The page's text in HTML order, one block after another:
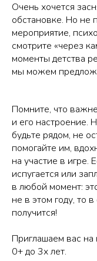
Очень хочется
обстановке. Но не
мероприятие,
смотрите «через
моменты детства
мы можем
Помните, что
и его настроение.
будьте рядом, не
помогайте им,
на участие в игре.
испугается или
в любой момент:
не в этом году, то
получится!
Приглашаем вас
0+ до 3х лет.